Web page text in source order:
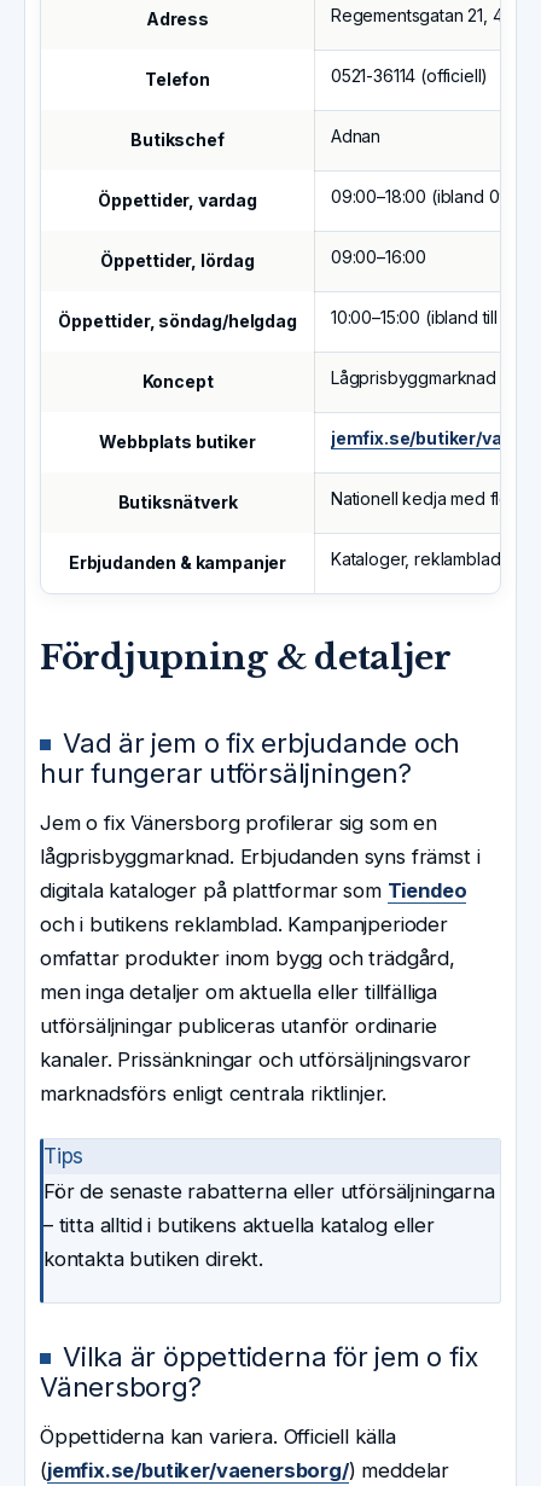
Adress Regementsgatan 21, 462
Telefon 0521-36114 (officiell)
Butikschef Adnan
Öppettider, vardag 09:00–18:00 (ibland
Öppettider, lördag 09:00–16:00
Öppettider, söndag/helgdag 10:00–15:00 (ibland till
Koncept Lågprisbyggmarknad
Webbplats butiker jemfix.se/butiker/
Butiksnätverk Nationell kedja med flera
Erbjudanden & kampanjer Kataloger, reklamblad
Fördjupning & detaljer
Vad är jem o fix erbjudande och
hur fungerar utförsäljningen?
Jem o fix Vänersborg profilerar sig som en
lågprisbyggmarknad. Erbjudanden syns främst i
digitala kataloger på plattformar som Tiendeo
och i butikens reklamblad. Kampanjperioder
omfattar produkter inom bygg och trädgård,
men inga detaljer om aktuella eller tillfälliga
utförsäljningar publiceras utanför ordinarie
kanaler. Prissänkningar och utförsäljningsvaror
marknadsförs enligt centrala riktlinjer.
Tips
För de senaste rabatterna eller utförsäljningarna
– titta alltid i butikens aktuella katalog eller
kontakta butiken direkt.
Vilka är öppettiderna för jem o fix
Vänersborg?
Öppettiderna kan variera. Officiell källa
(jemfix.se/butiker/vaenersborg/) meddelar